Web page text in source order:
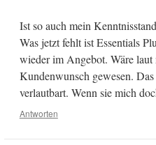
Ist so auch mein
Was jetzt fehlt ist Essentials
wieder im Angebot. Wäre
Kundenwunsch gewesen.
verlautbart. Wenn sie mich
Antworten